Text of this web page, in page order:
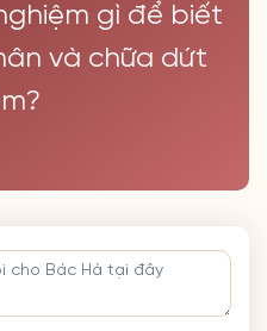
gì để biết
và chữa dứt